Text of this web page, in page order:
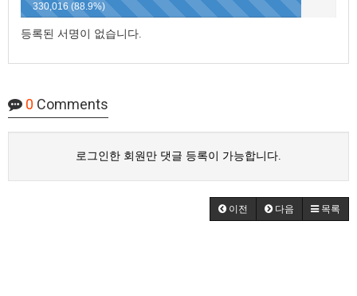
330,016 (88.9%)
등록된 서명이 없습니다.
0 Comments
로그인한 회원만 댓글 등록이 가능합니다.
이전 다음 목록